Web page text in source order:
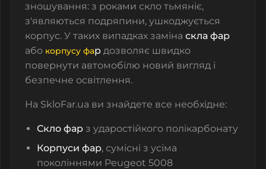
зношування: з роками скло тьмяніє,
з'являються подряпини, ушкоджується
корпус. У таких випадках заміна скла фар
або корпусу фар дозволяє швидко
повернути автомобілю новий вигляд і
безпечне освітлення.
На SkloFar.ua ви знайдете все необхідне:
Скло фар з ударостійкого полікарбонату
Корпуси фар, сумісні з усіма
поколіннями Peugeot 5008